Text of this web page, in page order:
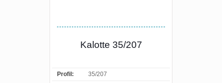
Kalotte 35/207
Profil: 35/207